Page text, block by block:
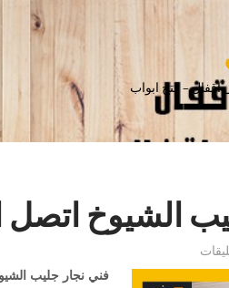
اقفال – فتح ابواب
اتصل الان
فني نجار جليب